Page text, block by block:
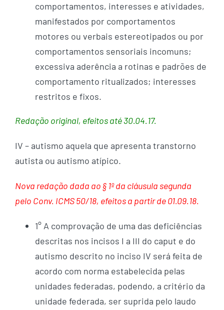
comportamentos, interesses e atividades,
manifestados por comportamentos
motores ou verbais estereotipados ou por
comportamentos sensoriais incomuns;
excessiva aderência a rotinas e padrões de
comportamento ritualizados; interesses
restritos e fixos.
Redação original, efeitos até 30.04.17.
IV – autismo aquela que apresenta transtorno
autista ou autismo atípico.
Nova redação dada ao § 1º da cláusula segunda
pelo Conv. ICMS 50/18, efeitos a partir de 01.09.18.
1° A comprovação de uma das deficiências
descritas nos incisos I a III do caput e do
autismo descrito no inciso IV será feita de
acordo com norma estabelecida pelas
unidades federadas, podendo, a critério da
unidade federada, ser suprida pelo laudo